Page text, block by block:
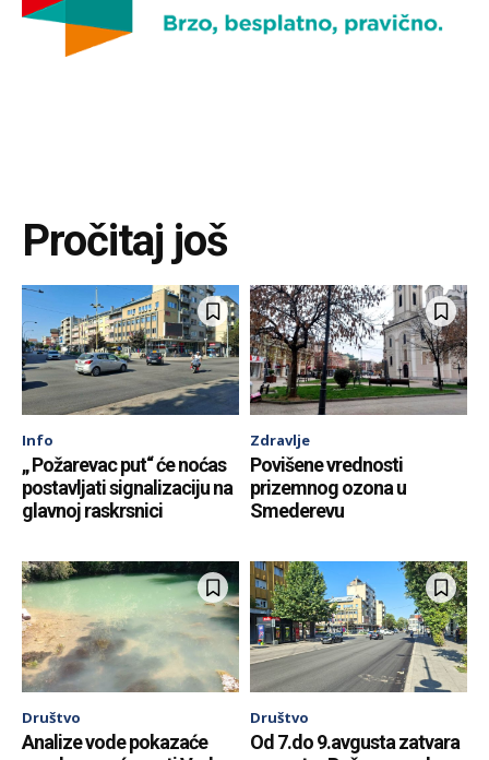
Pročitaj još
Info
„ Požarevac put“ će noćas
postavljati signalizaciju na
glavnoj raskrsnici
Zdravlje
Povišene vrednosti
prizemnog ozona u
Smederevu
Društvo
Analize vode pokazaće
Društvo
Od 7.do 9.avgusta zatvara